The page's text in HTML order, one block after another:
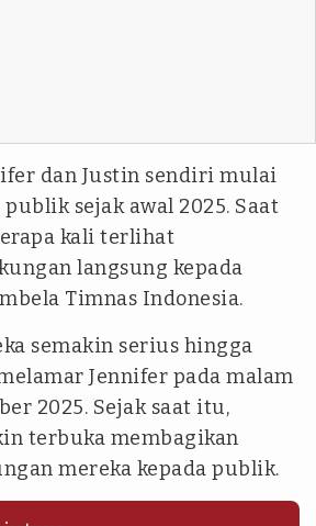
dan Justin sendiri mulai
sejak awal 2025. Saat
kali terlihat
langsung kepada
Timnas Indonesia.
semakin serius hingga
Jennifer pada malam
2025. Sejak saat itu,
terbuka membagikan
mereka kepada publik.